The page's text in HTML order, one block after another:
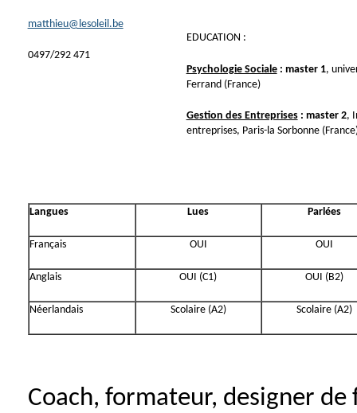
matthieu@lesoleil.be
0497/292 471
EDUCATION :
Psychologie Sociale: master 1,
Ferrand (France)
Gestion des Entreprises: master 2,
entreprises, Paris-la Sorbonne
Langues Lues Parlées
Français OUI OUI
Anglais OUI (C1) OUI (B2)
Néerlandais Scolaire (A2) Scolaire (A2)
Coach, formateur, designer